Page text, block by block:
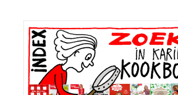
Primaire
Sidebar